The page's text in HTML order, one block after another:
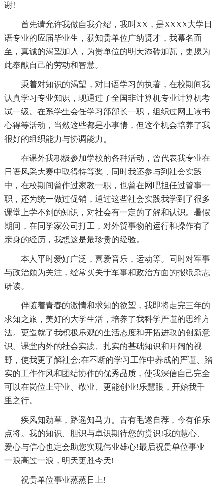
谢!
首先请允许我做自我介绍，我叫XX，是XXXX大学日
语专业的应届毕业生，获知贵单位广纳贤才，我幕名而
至，真诚的渴望加入，为贵单位的明天添砖加瓦，更愿为
此奉献自己的劳动和智慧。
秉着对知识的渴望，对日语学习的执著，在校期间我
认真学习专业知识，现通过了全国非计算机专业计算机考
试一级。在系学生会任学习部部长一职，组织过网上读书
心得等活动，当然这些都是小事情，但这个机会培养了我
很好的组织能力与协调能力。
在课外我积极参加学校的各种活动，曾代表我专业在
日语风采大赛中取得特等奖，同时我还参与到社会实践
中，在校期间曾作过家教一职，也曾在网吧担任过管事一
职，还为统一做过促销，通过这些社会实践我学到了很多
课堂上学不到的知识，对社会有一定的了解和认识。暑假
期间，在同学家公司打工，对外贸事物的运行和操作有了
亲身的经历，我想这是最珍贵的经验。
本人平时爱好广泛，喜爱音乐，运动等。同时对军事
与政治颇为关注，经常买关于军事和政治方面的报纸杂志
研读。
伴随着青春的激情和求知的欲望，我即将走完三年的
求知之旅，美好的大学生活，培养了我科学严谨的思维方
法。更造就了我积极乐观的生活态度和开拓进取的创新意
识。课堂内外的社会实践、扎实的基础知识和开阔的视
野，使我更了解社会;在不断的学习工作中养成的严谨、踏
实的工作作风和团结协作的优秀品质，使我深信自己完全
可以在岗位上守业、敬业、更能创业!乐慧眼，开始我千
里之行。
疾风知劲草，路遥知马力。古有毛遂自荐，今有伯乐
点将。我的知识、胆识与卓识期待您的赏识!我的慧心、
爱心与信心也定会助您实现伟业雄心!最后祝贵单位事业
一浪高过一浪，明天更胜今天!
祝贵单位事业蒸蒸日上!